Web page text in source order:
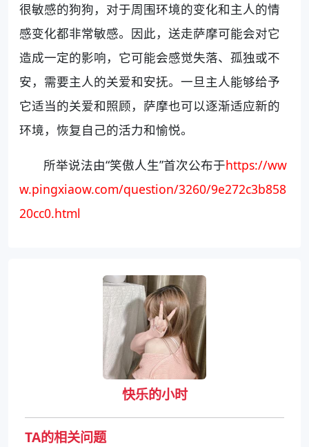
很敏感的狗狗，对于周围环境的变化和主人的情
感变化都非常敏感。因此，送走萨摩可能会对它
造成一定的影响，它可能会感觉失落、孤独或不
安，需要主人的关爱和安抚。一旦主人能够给予
它适当的关爱和照顾，萨摩也可以逐渐适应新的
环境，恢复自己的活力和愉悦。
所举说法由“笑傲人生”首次公布于https://ww
w.pingxiaow.com/question/3260/9e272c3b858
20cc0.html
快乐的小时
TA的相关问题